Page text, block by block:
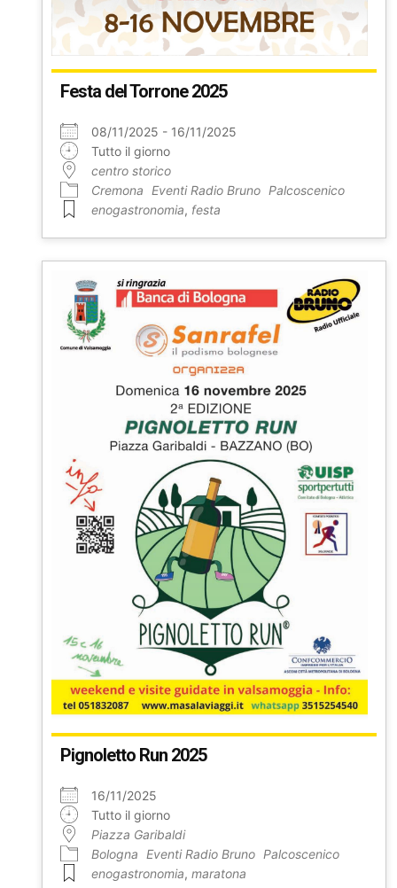
Festa del Torrone 2025
08/11/2025 - 16/11/2025
Tutto il giorno
centro storico
Cremona
Eventi Radio Bruno Palcoscenico
enogastronomia, festa
Pignoletto Run 2025
16/11/2025
Tutto il giorno
Piazza Garibaldi
Bologna
Eventi Radio Bruno Palcoscenico
enogastronomia, maratona